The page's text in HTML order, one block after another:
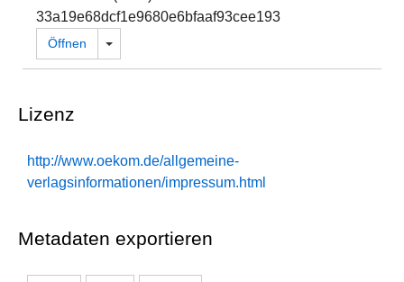
33a19e68dcf1e9680e6bfaaf93cee193
Öffnen Dropdown öffnen
Lizenz
http://www.oekom.de/allgemeine-
verlagsinformationen/impressum.html
Metadaten exportieren